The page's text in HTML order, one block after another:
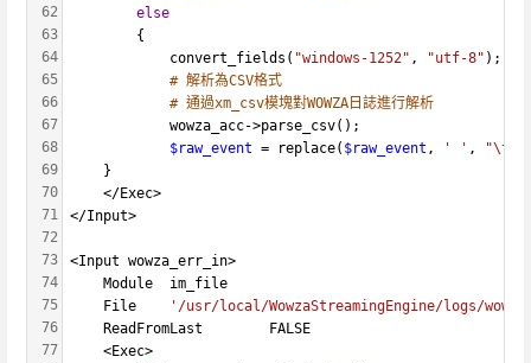
62
63
64
65
66
67
68
69
70
71
72
73
74
75
76
77
else
        {
            convert_fields(
"windows-1252" , "utf-8" );
# 解析為CSV格式
# 通過xm_csv模塊對WOWZA日誌進行解析
            wowza_acc->parse_csv();
$raw_event = replace( $raw_event , ' ' , "\t"
	}
    </Exec>
</Input>
<Input wowza_err_in>
    Module  im_file
    File
'/usr/local/WowzaStreamingEngine/logs/
    ReadFromLast        FALSE
    <Exec>